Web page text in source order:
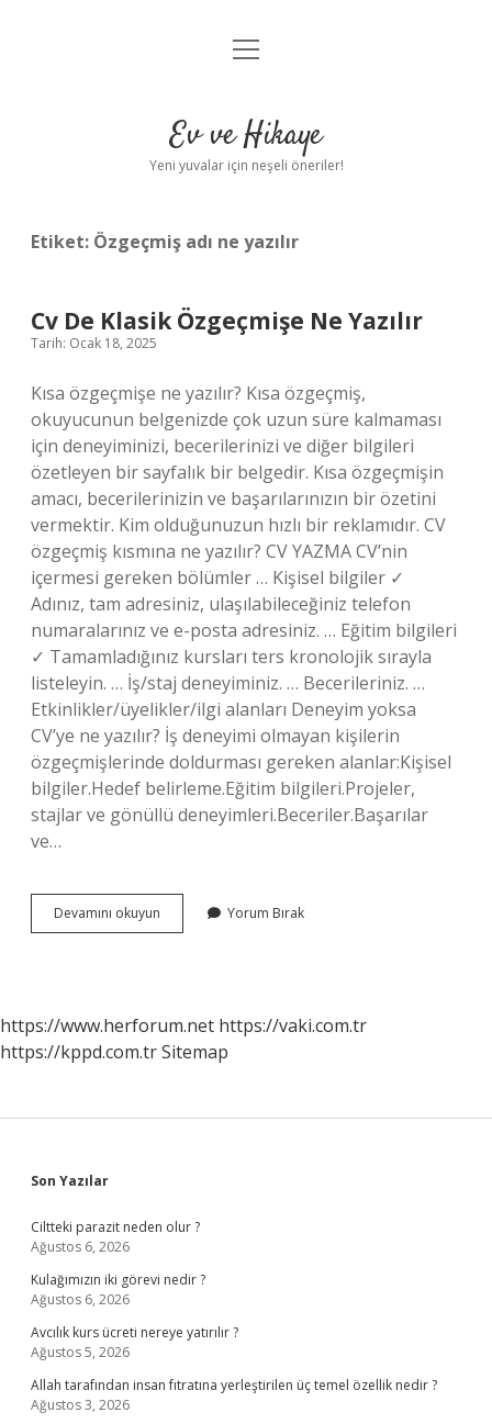
Anasayfa
Yasal Uyarı
menüyü
Ev ve Hikaye
Yeni yuvalar için neşeli öneriler!
Etiket: Özgeçmiş adı ne yazılır
Cv De Klasik Özgeçmişe Ne Yazılır
Tarih: Ocak 18, 2025
Kısa özgeçmişe ne yazılır? Kısa özgeçmiş,
okuyucunun belgenizde çok uzun süre kalmaması
için deneyiminizi, becerilerinizi ve diğer bilgileri
özetleyen bir sayfalık bir belgedir. Kısa özgeçmişin
amacı, becerilerinizin ve başarılarınızın bir özetini
vermektir. Kim olduğunuzun hızlı bir reklamıdır. CV
özgeçmiş kısmına ne yazılır? CV YAZMA CV’nin
içermesi gereken bölümler … Kişisel bilgiler ✓
Adınız, tam adresiniz, ulaşılabileceğiniz telefon
numaralarınız ve e-posta adresiniz. … Eğitim bilgileri
✓ Tamamladığınız kursları ters kronolojik sırayla
listeleyin. … İş/staj deneyiminiz. … Becerileriniz. …
Etkinlikler/üyelikler/ilgi alanları Deneyim yoksa
CV’ye ne yazılır? İş deneyimi olmayan kişilerin
özgeçmişlerinde doldurması gereken alanlar:Kişisel
bilgiler.Hedef belirleme.Eğitim bilgileri.Projeler,
stajlar ve gönüllü deneyimleri.Beceriler.Başarılar
ve…
Devamını okuyun
De
Yorum Bırak
https://www.herforum.net https://vaki.com.tr
https://kppd.com.trSitemap
Sidebar
Son Yazılar
Ciltteki parazit neden olur ?
Ağustos 6, 2026
Kulağımızın iki görevi nedir ?
Ağustos 6, 2026
Avcılık kurs ücreti nereye yatırılır ?
Ağustos 5, 2026
Allah tarafından insan fıtratına yerleştirilen üç temel özellik nedir ?
Ağustos 3, 2026